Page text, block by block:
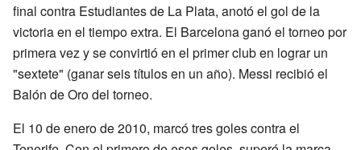
final contra Estudiantes de La Plata, anotó el gol de la
victoria en el tiempo extra. El Barcelona ganó el torneo por
primera vez y se convirtió en el primer club en lograr un
"sextete" (ganar seis títulos en un año). Messi recibió el
Balón de Oro del torneo.
El 10 de enero de 2010, marcó tres goles contra el